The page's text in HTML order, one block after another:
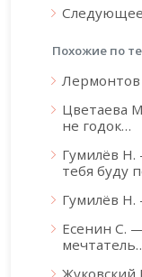
Похожие по
Цветаева
не годок…
Гумилёв Н.
тебя буду
Гумилёв
Есенин С.